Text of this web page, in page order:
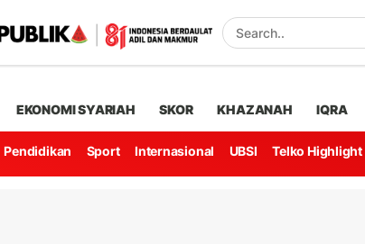
EKONOMI SYARIAH SKOR KHAZANAH IQRA
Pendidikan Sport Internasional UBSI Telko Highlight